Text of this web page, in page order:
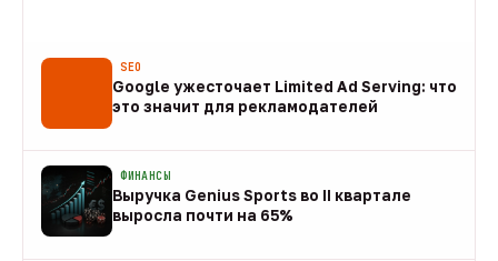
SEO
Google ужесточает Limited Ad Serving: что
это значит для рекламодателей
ФИНАНСЫ
Выручка Genius Sports во II квартале
выросла почти на 65%